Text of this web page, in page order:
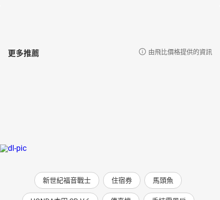
更多推薦 由飛比價格提供的資訊
新世紀福音戰士 住宿券 馬頭魚